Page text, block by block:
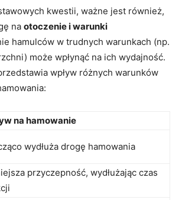
kwestii, ważne jest również,
na otoczenie‍ i warunki
hamulców w ‍trudnych warunkach (np.
może wpłynąć na ich wydajność.
wpływ różnych warunków
na hamowanie
‍wydłuża‌ drogę‌ hamowania
przyczepność, wydłużając czas